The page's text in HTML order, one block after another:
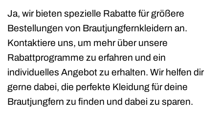
Ja, wir bieten spezielle Rabatte für größere
Bestellungen von Brautjungfernkleidern an.
Kontaktiere uns, um mehr über unsere
Rabattprogramme zu erfahren und ein
individuelles Angebot zu erhalten. Wir helfen dir
gerne dabei, die perfekte Kleidung für deine
Brautjungfern zu finden und dabei zu sparen.